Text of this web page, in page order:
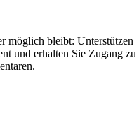
möglich bleibt: Unterstützen
und erhalten Sie Zugang zu